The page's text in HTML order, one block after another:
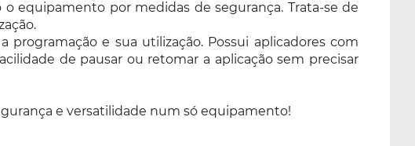
equipamento por medidas de segurança. Trata-se de
e sua utilização. Possui aplicadores com
de pausar ou retomar a aplicação sem precisar
e versatilidade num só equipamento!